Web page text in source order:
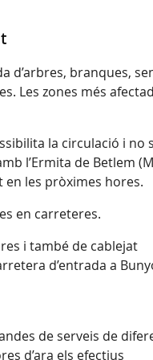
d’arbres, branques,
Les zones més
la circulació i no
l’Ermita de Betlem
les pròximes hores.
en carreteres.
i també de cablejat
d’entrada a
de serveis de
d’ara els efectius